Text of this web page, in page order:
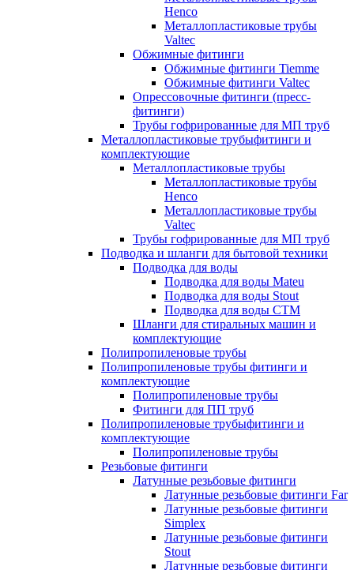
Henco
Металлопластиковые трубы
Valtec
Обжимные фитинги
Обжимные фитинги Tiemme
Обжимные фитинги Valtec
Опрессовочные фитинги (пресс-
фитинги)
Трубы гофрированные для МП труб
Металлопластиковые трубыфитинги и
комплектующие
Металлопластиковые трубы
Металлопластиковые трубы
Henco
Металлопластиковые трубы
Valtec
Трубы гофрированные для МП труб
Подводка и шланги для бытовой техники
Подводка для воды
Подводка для воды Mateu
Подводка для воды Stout
Подводка для воды СТМ
Шланги для стиральных машин и
комплектующие
Полипропиленовые трубы
Полипропиленовые трубы фитинги и
комплектующие
Полипропиленовые трубы
Фитинги для ПП труб
Полипропиленовые трубыфитинги и
комплектующие
Полипропиленовые трубы
Резьбовые фитинги
Латунные резьбовые фитинги
Латунные резьбовые фитинги Far
Латунные резьбовые фитинги
Simplex
Латунные резьбовые фитинги
Stout
Латунные резьбовые фитинги